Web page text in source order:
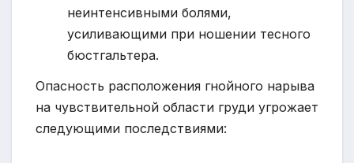
неинтенсивными болями,
усиливающими при ношении тесного
бюстгальтера.
Опасность расположения гнойного нарыва
на чувствительной области груди угрожает
следующими последствиями: